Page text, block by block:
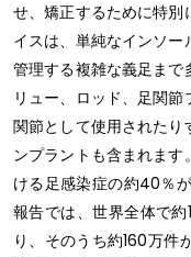
せ、矯正するために特
イスは、単純なインソ
管理する複雑な義足まで
リュー、ロッド、足関
関節として使用されたり
ンプラントも含まれま
ける足感染症の約40％
報告では、世界全体で
り、そのうち約160万件